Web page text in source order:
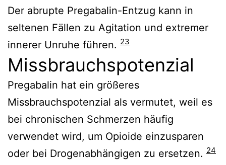
Der abrupte Pregabalin-Entzug kann in
seltenen Fällen zu Agitation und extremer
innerer Unruhe führen. 23
Missbrauchspotenzial
Pregabalin hat ein größeres
Missbrauchspotenzial als vermutet, weil es
bei chronischen Schmerzen häufig
verwendet wird, um Opioide einzusparen
oder bei Drogenabhängigen zu ersetzen. 24